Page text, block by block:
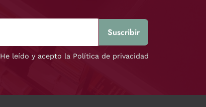
He leído y acepto la Política de privacidad